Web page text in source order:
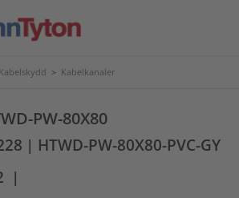
Kabelskydd > Kabelkanaler
PW-80X80
| HTWD-PW-80X80-PVC-GY
|